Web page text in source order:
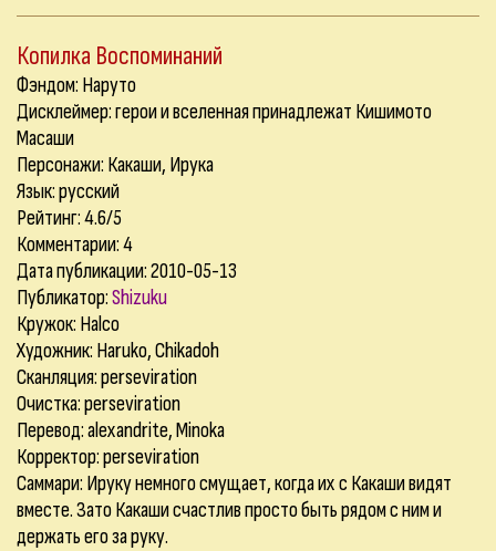
Копилка Воспоминаний
Фэндом: Наруто
Дисклеймер: герои и вселенная принадлежат Кишимото
Масаши
Персонажи: Какаши, Ирука
Язык: русский
Рейтинг: 4.6/5
Комментарии:4
Дата публикации: 2010-05-13
Публикатор:Shizuku
Кружок: Halco
Художник: Haruko, Chikadoh
Сканляция: perseviration
Очистка: perseviration
Перевод: alexandrite, Minoka
Корректор: perseviration
Саммари: Ируку немного смущает, когда их с Какаши видят
вместе. Зато Какаши счастлив просто быть рядом с ним и
держать его за руку.